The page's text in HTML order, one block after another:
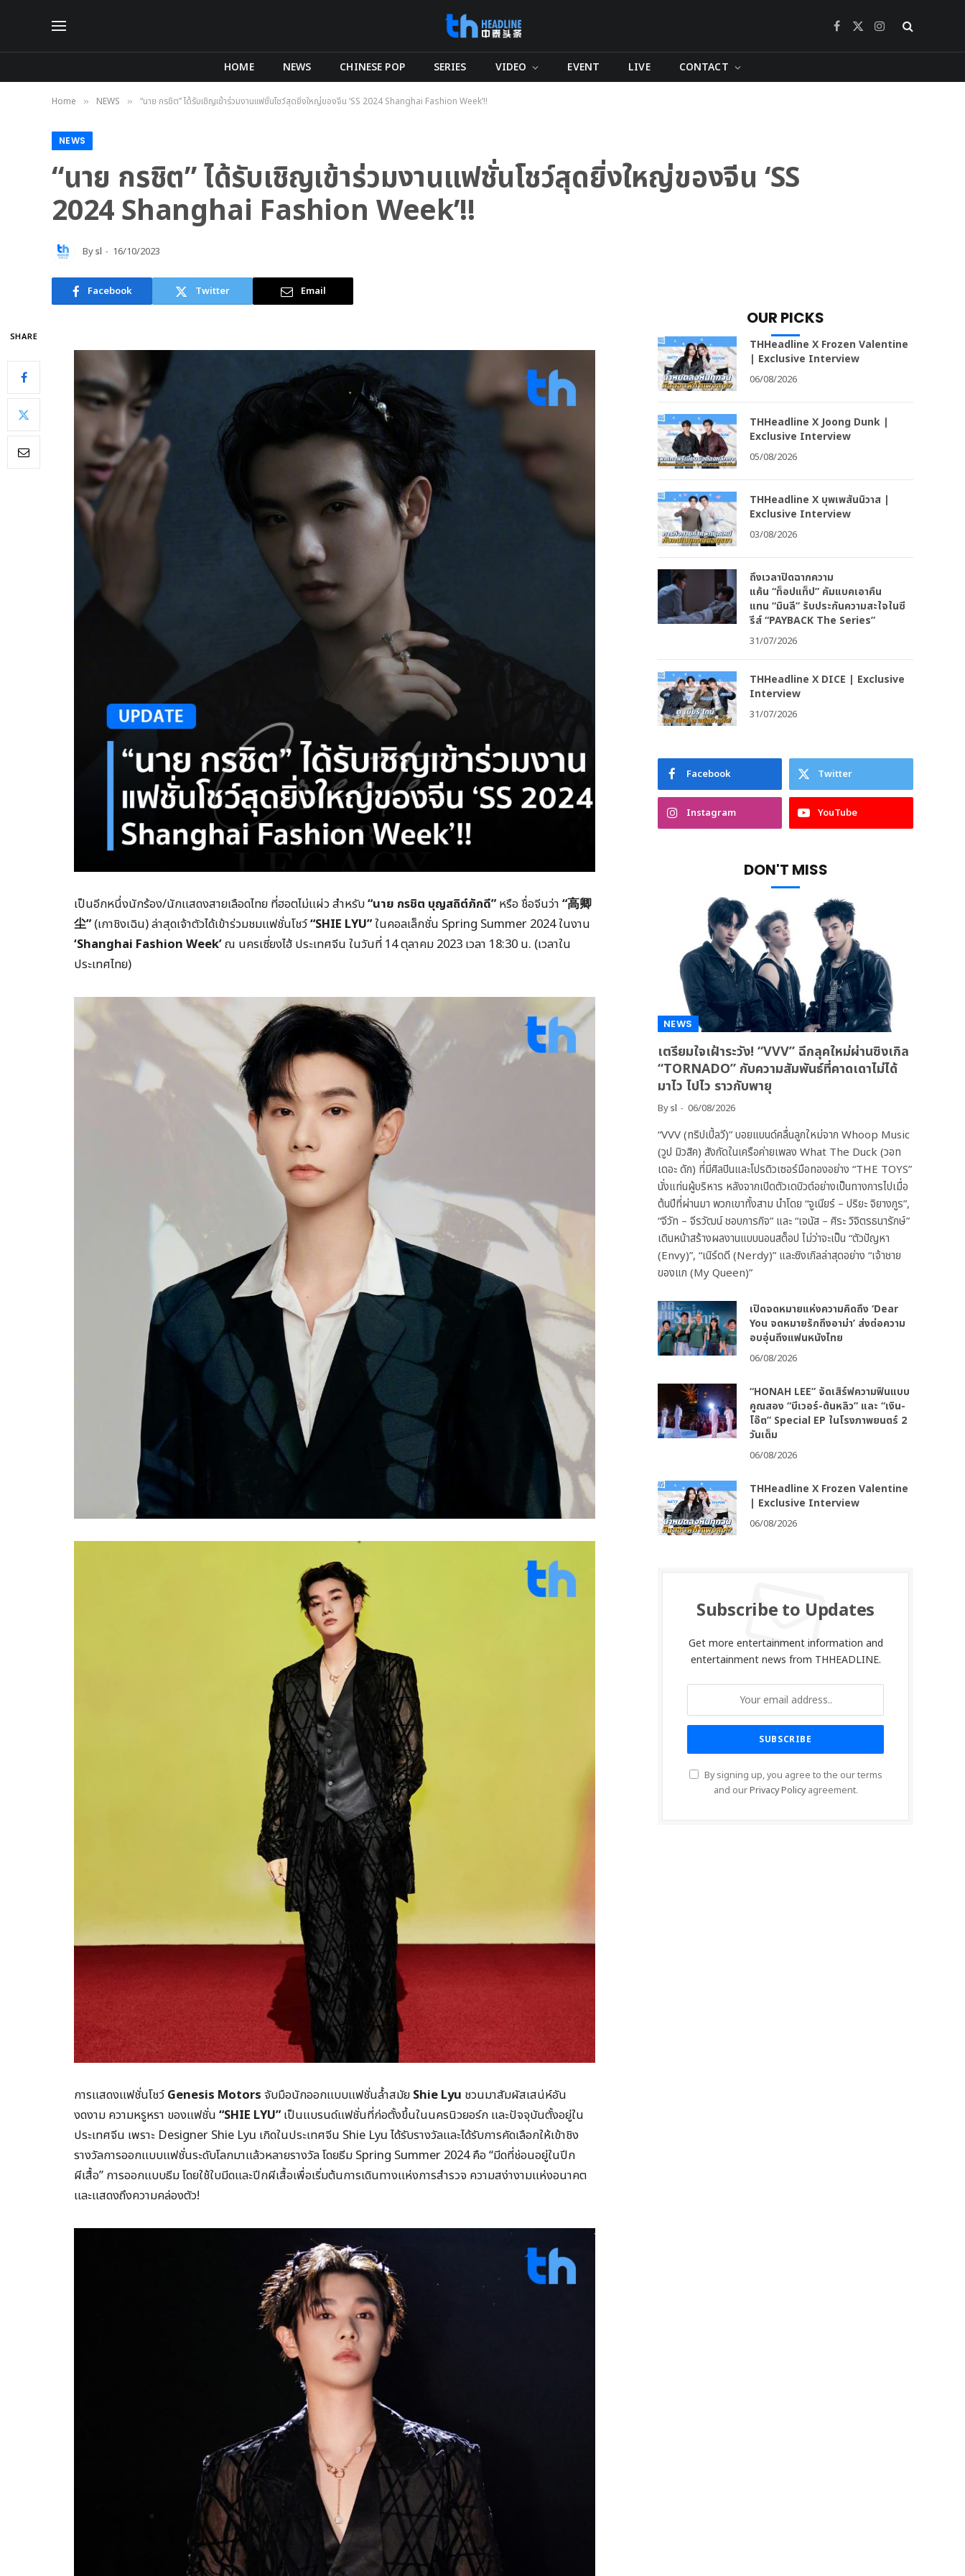
Facebook
X
Instagram
HOME NEWS CHINESE POP SERIES VIDEO EVENT LIVE CONTACT
Home » NEWS » “นาย กรชิต” ได้รับเชิญเข้าร่วมงานแฟชั่นโชว์สุดยิ่งใหญ่ของจีน ‘SS 2024 Shanghai Fashion Week’!!
NEWS
“นาย กรชิต” ได้รับเชิญเข้าร่วมงานแฟชั่นโชว์สุดยิ่งใหญ่ของจีน ‘SS
2024 Shanghai Fashion Week’!!
Bysl 16/10/2023
Facebook Twitter Email
SHARE
เป็นอีกหนึ่งนักร้อง/นักแสดงสายเลือดไทย ที่ฮอตไม่แผ่ว สำหรับ“นาย กรชิต บุญสถิต์ภักดี” หรือ ชื่อจีนว่า “高卿
尘” (เกาชิงเฉิน) ล่าสุดเจ้าตัวได้เข้าร่วมชมแฟชั่นโชว์“SHIE LYU”ในคอลเล็กชั่น Spring Summer 2024 ในงาน
‘Shanghai Fashion Week’ณ นครเซี่ยงไฮ้ ประเทศจีน ในวันที่ 14 ตุลาคม 2023 เวลา 18:30 น. (เวลาใน
ประเทศไทย)
การแสดงแฟชั่นโชว์ Genesis Motors จับมือนักออกแบบแฟชั่นล้ำสมัย Shie Lyu ชวนมาสัมผัสเสน่ห์อัน
งดงาม ความหรูหรา ของแฟชั่น “SHIE LYU” เป็นแบรนด์แฟชั่นที่ก่อตั้งขึ้นในนครนิวยอร์ก และปัจจุบันตั้งอยู่ใน
ประเทศจีน เพราะ Designer Shie Lyu เกิดในประเทศจีน Shie Lyu ได้รับรางวัลและได้รับการคัดเลือกให้เข้าชิง
รางวัลการออกแบบแฟชั่นระดับโลกมาแล้วหลายรางวัล โดยธีม Spring Summer 2024 คือ “มีดที่ช่อนอยู่ในปีก
ผีเสื้อ” การออกแบบธีม โดยใช้ใบมีดและปีกผีเสื้อเพื่อเริ่มต้นการเดินทางแห่งการสำรวจ ความสง่างามแห่งอนาคต
และแสดงถึงความคล่องตัว!
OUR PICKS
THHeadline X Frozen Valentine
| Exclusive Interview
06/08/2026
THHeadline X Joong Dunk |
Exclusive Interview
05/08/2026
THHeadline X บุพเพสันนิวาส |
Exclusive Interview
03/08/2026
ถึงเวลาปิดฉากความ
แค้น “ท็อปแท็ป” คัมแบคเอาคืน
แทน “มินลี” รับประกันความสะใจในซี
รีส์ “PAYBACK The Series”
31/07/2026
THHeadline X DICE | Exclusive
Interview
31/07/2026
Facebook Twitter
Instagram YouTube
DON'T MISS
NEWS
เตรียมใจเฝ้าระวัง! “VVV” ฉีกลุคใหม่ผ่านซิงเกิล
“TORNADO” กับความสัมพันธ์ที่คาดเดาไม่ได้
มาไว ไปไว ราวกับพายุ
Bysl 06/08/2026
“VVV (ทริปเปิ้ลวี)” บอยแบนด์คลื่นลูกใหม่จาก Whoop Music
(วูป มิวสิค) สังกัดในเครือค่ายเพลง What The Duck (วอท
เดอะ ดัก) ที่มีศิลปินและโปรดิวเซอร์มือทองอย่าง “THE TOYS”
นั่งแท่นผู้บริหาร หลังจากเปิดตัวเดบิวต์อย่างเป็นทางการไปเมื่อ
ต้นปีที่ผ่านมา พวกเขาทั้งสาม นำโดย “จูเนียร์ – ปริยะ จิยางกูร”,
“จีวัท – จีรวัฒน์ ชอบการกิจ” และ “เจนัส – ศิระ วิจิตรธนารักษ์”
เดินหน้าสร้างผลงานแบบนอนสต็อป ไม่ว่าจะเป็น “ตัวปัญหา
(Envy)”, “เนิร์ดดี (Nerdy)” และซิงเกิลล่าสุดอย่าง “เจ้าชาย
ของแก (My Queen)”
เปิดจดหมายแห่งความคิดถึง ‘Dear
You จดหมายรักถึงอาม่า’ ส่งต่อความ
อบอุ่นถึงแฟนหนังไทย
06/08/2026
“HONAH LEE” จัดเสิร์ฟความฟินแบบ
คูณสอง “บีเวอร์-ต้นหลิว” และ “เงิน-
โอ๊ต” Special EP ในโรงภาพยนตร์ 2
วันเต็ม
06/08/2026
THHeadline X Frozen Valentine
| Exclusive Interview
06/08/2026
Subscribe to Updates
Get more entertainment information and
entertainment news from THHEADLINE.
By signing up, you agree to the our terms
and ourPrivacy Policyagreement.